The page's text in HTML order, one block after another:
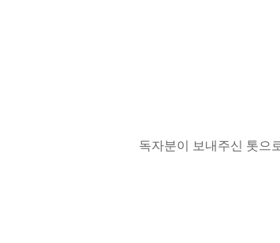
독자분이 보내주신 톳으